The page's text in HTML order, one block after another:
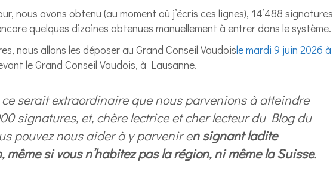
nous avons obtenu (au moment où j’écris ces lignes), 14’488 signatures
quelques dizaines obtenues manuellement à entrer dans le système.
nous allons les déposer au Grand Conseil Vaudoisle mardi 9 juin 2026 à
le Grand Conseil Vaudois, à Lausanne.
ce serait extraordinaire que nous parvenions à atteindre
signatures, et, chère lectrice et cher lecteur du Blog du
pouvez nous aider à y parvenir en signant ladite
même si vous n’habitez pas la région, ni même la Suisse.